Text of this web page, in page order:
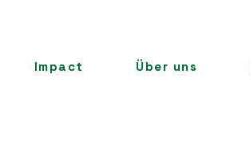
Impact Über uns